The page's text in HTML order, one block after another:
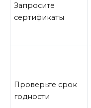
Запросите
сертификаты
Проверьте срок
годности